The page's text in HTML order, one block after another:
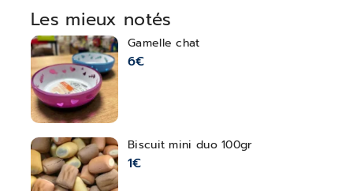
Les mieux notés
Gamelle chat
6€
Biscuit mini duo 100gr
1€